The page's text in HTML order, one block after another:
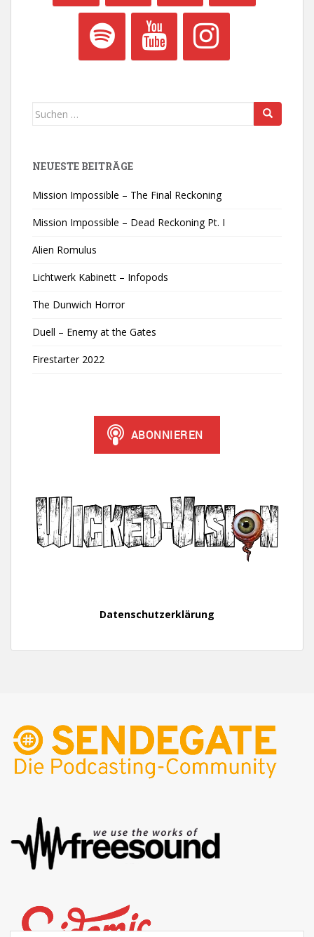
Suchen
NEUESTE BEITRÄGE
Mission Impossible – The Final Reckoning
Mission Impossible – Dead Reckoning Pt. I
Alien Romulus
Lichtwerk Kabinett – Infopods
The Dunwich Horror
Duell – Enemy at the Gates
Firestarter 2022
Datenschutzerklärung